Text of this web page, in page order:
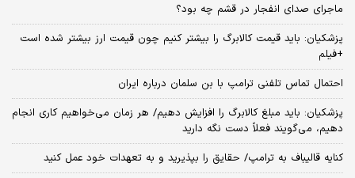
ماجرای صدای انفجار در قشم چه بود؟
پزشکیان: باید قیمت کالابرگ را بیشتر کنیم چون قیمت ارز بیشتر شده است
+فیلم
احتمال تماس تلفنی ترامپ با بن سلمان درباره ایران
پزشکیان: باید مبلغ کالابرگ را افزایش دهیم/ هر زمان می‌خواهیم کاری انجام
دهیم، می‌گویند فعلاً دست نگه دارید
کنایه قالیباف به ترامپ/ حقایق را بپذیرید و به تعهدات خود عمل کنید